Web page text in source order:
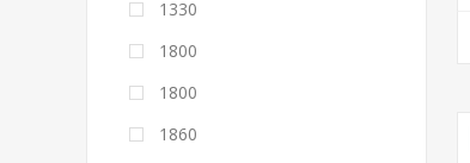
1330
1800
1800
1860